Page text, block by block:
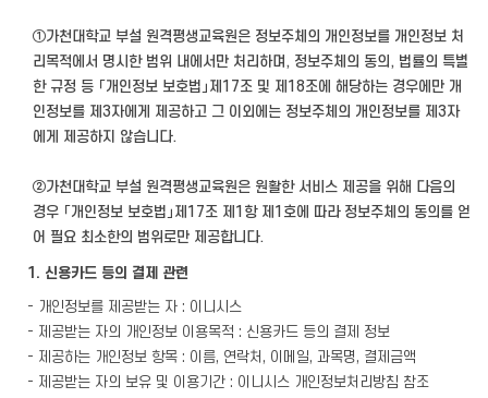
①가천대학교 부설 원격평생교육원은 정보주체의 개인정보를 개인정보 처
리목적에서 명시한 범위 내에서만 처리하며, 정보주체의 동의, 법률의 특별
한 규정 등 「개인정보 보호법」제17조 및 제18조에 해당하는 경우에만 개
인정보를 제3자에게 제공하고 그 이외에는 정보주체의 개인정보를 제3자
에게 제공하지 않습니다.
②가천대학교 부설 원격평생교육원은 원활한 서비스 제공을 위해 다음의
경우 「개인정보 보호법」제17조 제1항 제1호에 따라 정보주체의 동의를 얻
어 필요 최소한의 범위로만 제공합니다.
1. 신용카드 등의 결제 관련
- 개인정보를 제공받는 자 : 이니시스
- 제공받는 자의 개인정보 이용목적 : 신용카드 등의 결제 정보
- 제공하는 개인정보 항목 : 이름, 연락처, 이메일, 과목명, 결제금액
- 제공받는 자의 보유 및 이용기간 : 이니시스 개인정보처리방침 참조